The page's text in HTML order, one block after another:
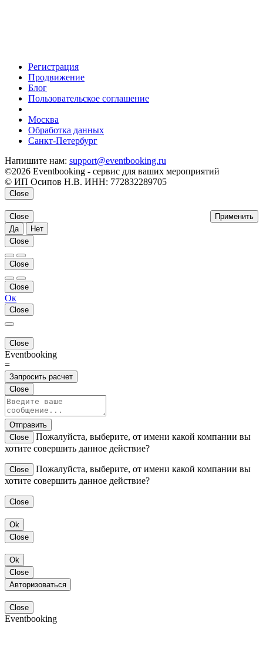
Регистрация
Продвижение
Блог
Пользовательское соглашение
Москва
Обработка данных
Санкт-Петербург
Напишите нам: support@eventbooking.ru
©2026 Eventbooking - сервис для ваших мероприятий
© ИП Осипов Н.В. ИНН: 772832289705
Close
Применить
Close
Да
Нет
Close
Close
Close
Ок
Close
Close
Eventbooking
=
Запросить расчет
Close
Отправить
Close
Пожалуйста, выберите, от имени какой компании вы
хотите совершить данное действие?
Close
Пожалуйста, выберите, от имени какой компании вы
хотите совершить данное действие?
Close
Ok
Close
Ok
Close
Авторизоваться
Close
Eventbooking